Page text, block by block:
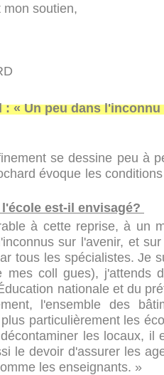
soutien,
« Un peu dans l'inconnu
se dessine peu à
évo­que les
est-il envisagé?
à cette reprise, à un
sur l'avenir, et
tous les spécialistes. Je
mes coll gues), j'attends
na­tionale et du
l'ensemble des
particulièrement les
les locaux, il
le devoir d'as­surer les
les enseignants. »